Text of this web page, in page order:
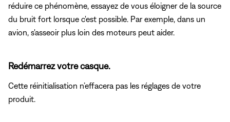
réduire ce phénomène, essayez de vous éloigner de la source
du bruit fort lorsque c'est possible. Par exemple, dans un
avion, s'asseoir plus loin des moteurs peut aider.
Redémarrez votre casque.
Cette réinitialisation n’effacera pas les réglages de votre
produit.